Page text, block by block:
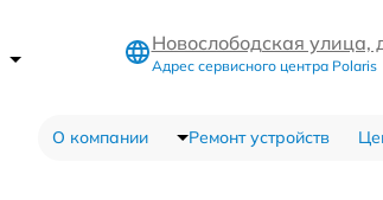
Новослободская улица,
Адрес сервисного центра Polaris
О компании Ремонт устройств